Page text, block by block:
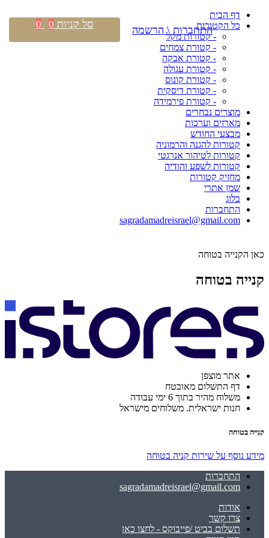
דף הבית
כל הקטורות
- קטורות מקל
- קטורת צמחים
- קטורת אבקה
- קטורת עגולה
- קטורת קונוס
- קטורת דיסקית
- קטורת פירמידה
מוצרים נבחרים
מארזים וערכות
מבצעי החודש
קטורות להגנה והרמוניה
קטורות לטיהור אנרגטי
קטורות לשפע והודיה
מחזיק קטורות
שמן אתרי
בלוג
התחברות
sagradamadreisrael@gmail.com
כאן הקנייה בטוחה
קנייה בטוחה
אתר מוצפן
דף התשלום מאובטח
משלוח מהיר בתוך 6 ימי עבודה
חנות ישראלית. משלוחים מישראל
קנייה בטוחה
מידע נוסף על שירות קניה בטוחה
התחברות
sagradamadreisrael@gmail.com
אודות
צרו קשר
תשלום בביט /פייבוקס - לחצו כאן
התחברות \ הרשמה סל קניות 0
0